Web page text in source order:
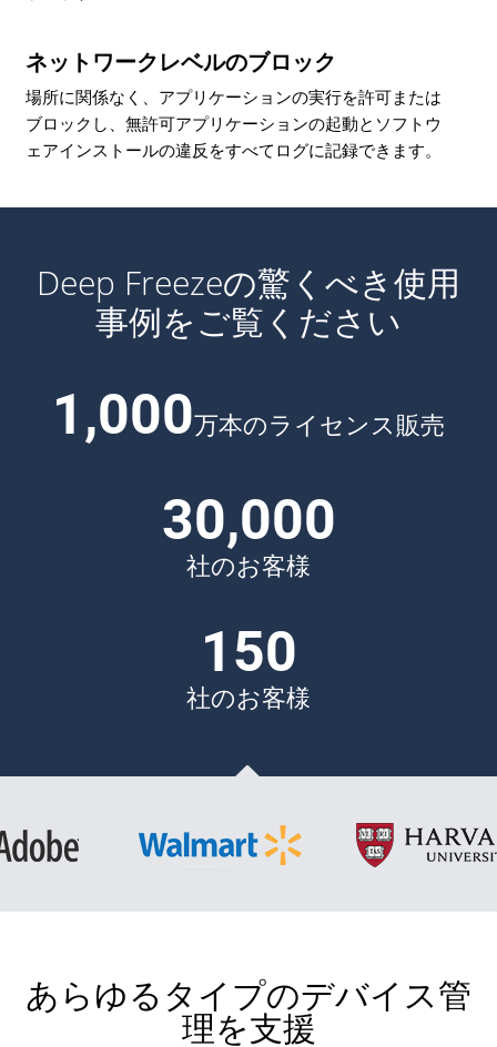
ネットワークレベルのブロック
場所に関係なく、アプリケーションの実行を許可または
ブロックし、無許可アプリケーションの起動とソフトウ
ェアインストールの違反をすべてログに記録できます。
Deep Freezeの驚くべき使用
事例をご覧ください
1,000万本のライセンス販売
30,000
社のお客様
150
社のお客様
あらゆるタイプのデバイス管
理を支援